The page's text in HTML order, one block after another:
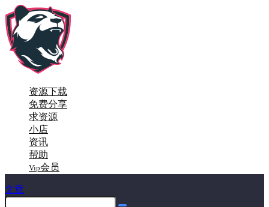
资源下载
免费分享
求资源
小店
资讯
帮助
Vip会员
文章